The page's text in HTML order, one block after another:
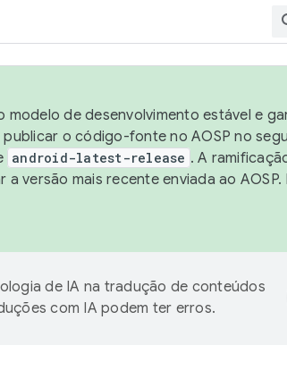
modelo de desenvolvimento estável e
o código-fonte no AOSP no
android-latest-release . A
a versão mais recente enviada ao
de IA na tradução de conteúdos
com IA podem ter erros.